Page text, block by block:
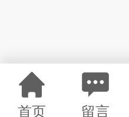
首页 留言